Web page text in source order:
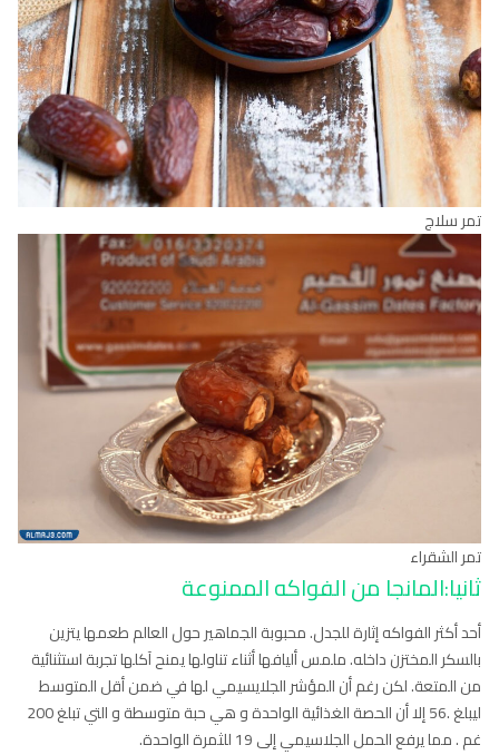
تمر سلاج
تمر الشقراء
ثانيا:المانجا من الفواكه الممنوعة
أحد أكثر الفواكه إثارة للجدل. محبوبة الجماهير حول العالم طعمها يتزين
بالسكر المختزن داخله. ملمس أليافها أثناء تناولها يمنح آكلها تجربة استثنائية
من المتعة. لكن رغم أن المؤشر الجلايسيمي لها في ضمن أقل المتوسط
ليبلغ .56 إلا أن الحصة الغذائية الواحدة و هي حبة متوسطة و التي تبلغ 200
غم . مما يرفع الحمل الجلاسيمي إلى 19 للثمرة الواحدة.